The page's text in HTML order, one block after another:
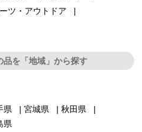
ツ・アウトドア
品を「地域」から探す
県 宮城県
秋田県
県